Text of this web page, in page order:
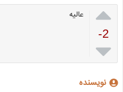

-2

عالیه
نویسنده